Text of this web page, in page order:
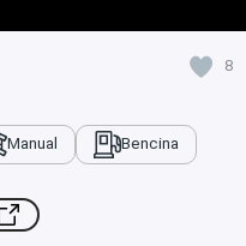
8
Manual Bencina